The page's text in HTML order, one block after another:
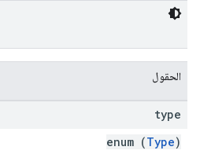
الحقول
type
enum (Type)